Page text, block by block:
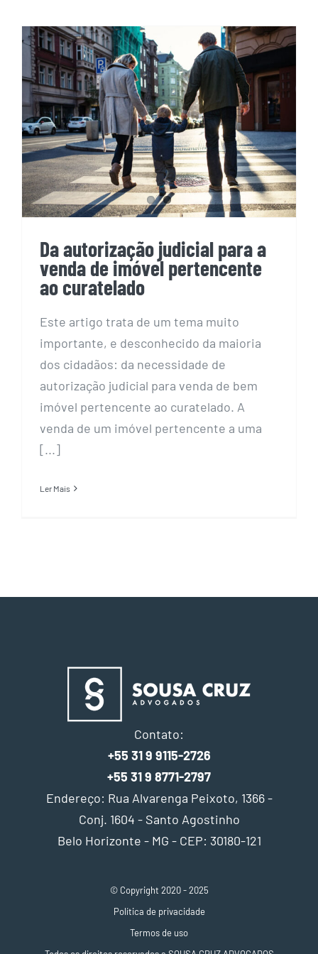
Da autorização judicial para a
venda de imóvel pertencente
ao curatelado
Da autorização judicial para a
venda de imóvel pertencente
ao curatelado
Este artigo trata de um tema muito
importante, e desconhecido da maioria
dos cidadãos: da necessidade de
autorização judicial para venda de bem
imóvel pertencente ao curatelado. A
venda de um imóvel pertencente a uma
[...]
Ler Mais
Contato:
+55 31 9 9115-2726
+55 31 9 8771-2797
Endereço: Rua Alvarenga Peixoto, 1366 -
Conj. 1604 - Santo Agostinho
Belo Horizonte - MG - CEP: 30180-121
© Copyright 2020 - 2025
Política de privacidade
Termos de uso